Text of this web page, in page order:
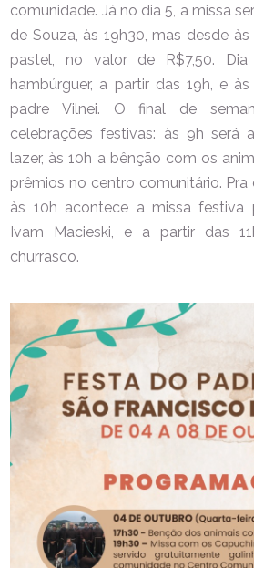
comunidade. Já no dia 5, a missa
de Souza, às 19h30, mas desde
pastel, no valor de R$7,50.
hambúrguer, a partir das 19h, e
padre Vilnei. O final de
celebrações festivas: às 9h será
lazer, às 10h a bênção com os
prêmios no centro comunitário. Pra
às 10h acontece a missa festiva
Ivam Macieski, e a partir das
churrasco.